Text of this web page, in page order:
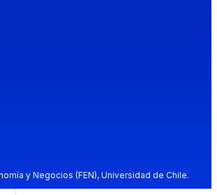
y Negocios (FEN), Universidad de Chile.